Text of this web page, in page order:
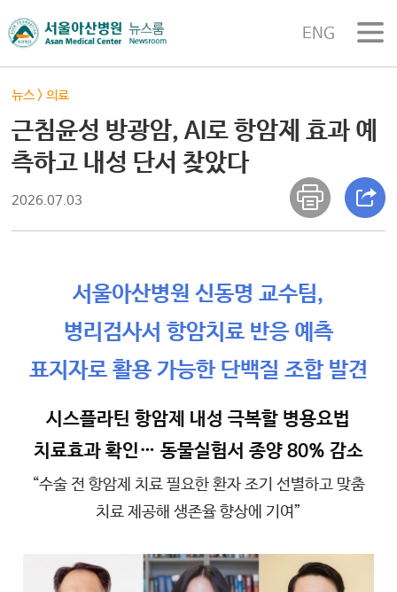
ENG
뉴스 >의료
근침윤성 방광암, AI로 항암제 효과 예
측하고 내성 단서 찾았다
2026.07.03
서울아산병원 신동명 교수팀,
병리검사서 항암치료 반응 예측
표지자로 활용 가능한 단백질 조합 발견
시스플라틴 항암제 내성 극복할 병용요법
치료효과 확인… 동물실험서 종양 80% 감소
“수술 전 항암제 치료 필요한 환자 조기 선별하고 맞춤
치료 제공해 생존율 향상에 기여”